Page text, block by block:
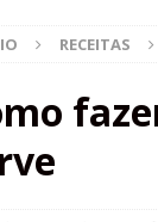
RECEITAS